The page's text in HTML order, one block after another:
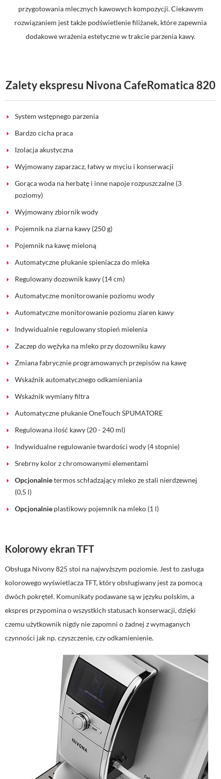
przygotowania mlecznych kawowych kompozycji. Ciekawym
rozwiązaniem jest także podświetlenie filiżanek, które zapewnia
dodakowe wrażenia estetyczne w trakcie parzenia kawy.
Zalety ekspresu Nivona CafeRomatica 820
System wstępnego parzenia
Bardzo cicha praca
Izolacja akustyczna
Wyjmowany zaparzacz, łatwy w myciu i konserwacji
Gorąca woda na herbatę i inne napoje rozpuszczalne (3
poziomy)
Wyjmowany zbiornik wody
Pojemnik na ziarna kawy (250 g)
Pojemnik na kawę mieloną
Automatyczne płukanie spieniacza do mleka
Regulowany dozownik kawy (14 cm)
Automatyczne monitorowanie poziomu wody
Automatyczne monitorowanie poziomu ziaren kawy
Indywidualnie regulowany stopień mielenia
Zaczep do wężyka na mleko przy dozowniku kawy
Zmiana fabrycznie programowanych przepisów na kawę
Wskaźnik automatycznego odkamieniania
Wskaźnik wymiany filtra
Automatyczne płukanie OneTouch SPUMATORE
Regulowana ilość kawy (20 - 240 ml)
Indywidualne regulowanie twardości wody (4 stopnie)
Srebrny kolor z chromowanymi elementami
Opcjonalnietermos schładzający mleko ze stali nierdzewnej
(0,5 l)
Opcjonalnie plastikowy pojemnik na mleko (1 l)
Kolorowy ekran TFT
Obsługa Nivony 825 stoi na najwyższym poziomie. Jest to zasługa
kolorowego wyświetlacza TFT, który obsługiwany jest za pomocą
dwóch pokręteł. Komunikaty podawane są w języku polskim, a
ekspres przypomina o wszystkich statusach konserwacji, dzięki
czemu użytkownik nigdy nie zapomni o żadnej z wymaganych
czynności jak np. czyszczenie, czy odkamienienie.